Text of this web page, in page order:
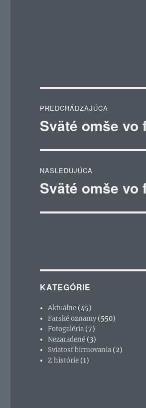
v
PREDCHÁDZAJÚCA
Predchádzajúci
Sväté omše vo
NASLEDUJÚCA
Ďalší
Sväté omše vo
KATEGÓRIE
Aktuálne (45)
Farské oznamy(550)
Fotogaléria (7)
Nezaradené (3)
Sviatosť birmovania (2)
Z histórie (1)